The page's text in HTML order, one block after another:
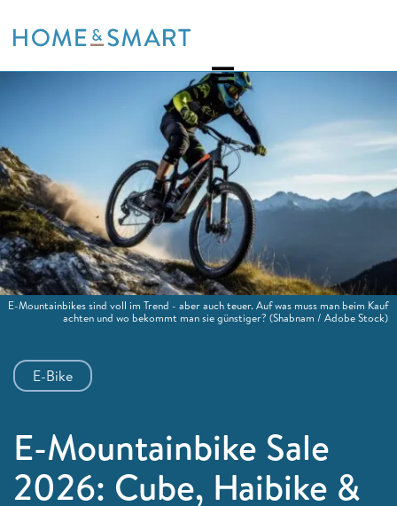
to
E-Bike
E-Mountainbike Sale
2026: Cube, Haibike &
E-Mountainbikes sind voll im Trend - aber auch teuer. Auf was muss man beim Kauf
achten und wo bekommt man sie günstiger? (Shabnam / Adobe Stock)